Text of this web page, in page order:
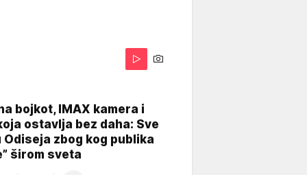
bojkot, IMAX kamera i
ostavlja bez daha: Sve
Odiseja zbog kog publika
širom sveta